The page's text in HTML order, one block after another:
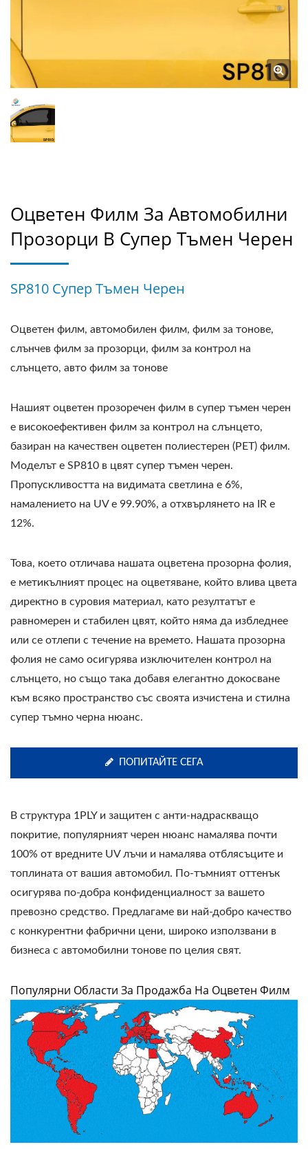
Оцветен Филм За Автомобилни
Прозорци В Супер Тъмен Черен
SP810 Супер Тъмен Черен
Оцветен филм, автомобилен филм, филм за тонове,
слънчев филм за прозорци, филм за контрол на
слънцето, авто филм за тонове
Нашият оцветен прозоречен филм в супер тъмен черен
е високоефективен филм за контрол на слънцето,
базиран на качествен оцветен полиестерен (PET) филм.
Моделът е SP810 в цвят супер тъмен черен.
Пропускливостта на видимата светлина е 6%,
намалението на UV е 99.90%, а отхвърлянето на IR е
12%.
Това, което отличава нашата оцветена прозорна фолия,
е метикълният процес на оцветяване, който влива цвета
директно в суровия материал, като резултатът е
равномерен и стабилен цвят, който няма да избледнее
или се отлепи с течение на времето. Нашата прозорна
фолия не само осигурява изключителен контрол на
слънцето, но също така добавя елегантно докосване
към всяко пространство със своята изчистена и стилна
супер тъмно черна нюанс.
ПОПИТАЙТЕ СЕГА
В структура 1PLY и защитен с анти-надраскващо
покритие, популярният черен нюанс намалява почти
100% от вредните UV лъчи и намалява отблясъците и
топлината от вашия автомобил. По-тъмният оттенък
осигурява по-добра конфиденциалност за вашето
превозно средство. Предлагаме ви най-добро качество
с конкурентни фабрични цени, широко използвани в
бизнеса с автомобилни тонове по целия свят.
Популярни Области За Продажба На Оцветен Филм